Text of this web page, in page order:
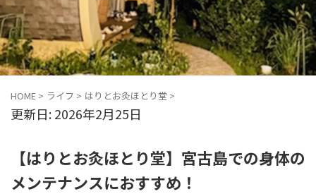
新着情報
HOME > ライフ > はりとお灸ほとり堂 >
更新日: 2026年2月25日
【はりとお灸ほとり堂】宮古島での身体の
メンテナンスにおすすめ！